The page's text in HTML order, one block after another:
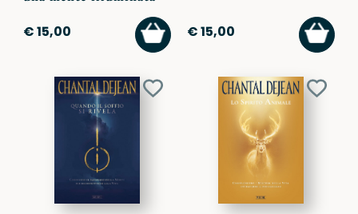
€ 15,00
AGGIUNGI
AL
CARRELLO
€ 15,00
AL
Aggiungi